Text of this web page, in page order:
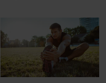
bindväven som omger och
stödjer musklerna⁵. Efter 6
månader – långsiktigt stöd för
muskler och leder Kollagen
omsätts långsamt i kroppen,
vilket gör att kontinuitet är viktig.
Vid regelbundet intag under flera
mycket mer än så.